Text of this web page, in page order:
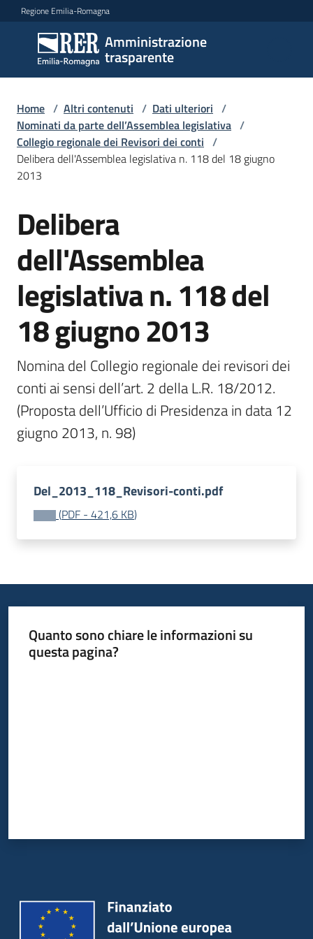
Vai al contenuto
Vai alla navigazione
Vai al footer
Regione Emilia-Romagna
Amministrazione
trasparente
Amministrazione
trasparente
Sottosezioni
Accesso
Home / Altri contenuti / Dati ulteriori /
Nominati da parte dell’Assemblea legislativa /
Collegio regionale dei Revisori dei conti /
Delibera dell'Assemblea legislativa n. 118 del 18 giugno
2013
Delibera
dell'Assemblea
legislativa n. 118 del
18 giugno 2013
Nomina del Collegio regionale dei revisori dei
conti ai sensi dell’art. 2 della L.R. 18/2012.
(Proposta dell’Ufficio di Presidenza in data 12
giugno 2013, n. 98)
Del_2013_118_Revisori-conti.pdf
(PDF - 421,6 KB)
Quanto sono chiare le informazioni su
questa pagina?